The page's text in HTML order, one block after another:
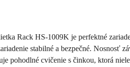
Rack HS-1009K je perfektné
stabilné a bezpečné. Nosnosť
pohodlné cvičenie s činkou, ktorá